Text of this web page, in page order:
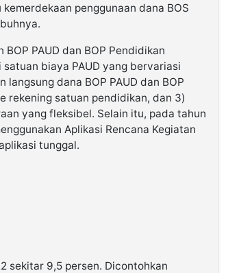
penggunaan dana BOS
PAUD dan BOP Pendidikan
biaya PAUD yang bervariasi
dana BOP PAUD dan BOP
rekening satuan pendidikan, dan 3)
yang fleksibel. Selain itu, pada tahun
Aplikasi Rencana Kegiatan
tunggal.
sekitar 9,5 persen. Dicontohkan